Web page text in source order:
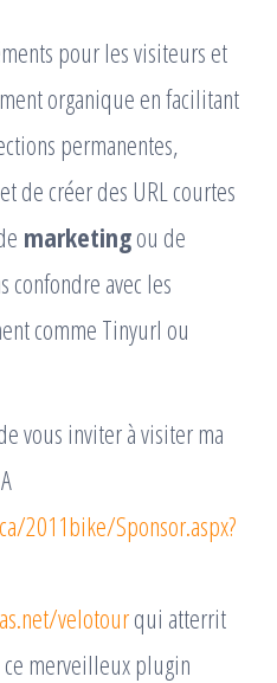
pour les visiteurs et
organique en facilitant
permanentes,
de créer des URL courtes
marketingou de
confondre avec les
comme Tinyurl ou
vous inviter à visiter ma
2011bike/Sponsor.aspx?
velotourqui atterrit
merveilleux plugin